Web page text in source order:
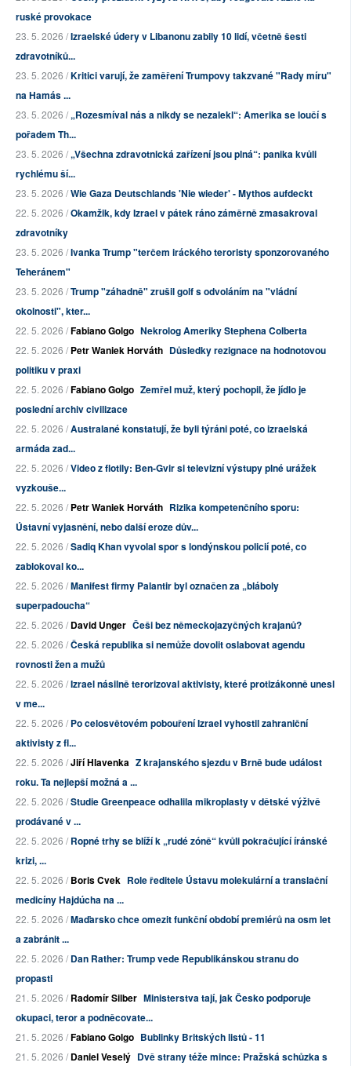
ruské provokace
23. 5. 2026 /Izraelské údery v Libanonu zabily 10 lidí, včetně šesti
zdravotníků...
23. 5. 2026 /Kritici varují, že zaměření Trumpovy takzvané "Rady míru"
na Hamás ...
23. 5. 2026 /„Rozesmíval nás a nikdy se nezalekl“: Amerika se loučí s
pořadem Th...
23. 5. 2026 /„Všechna zdravotnická zařízení jsou plná“: panika kvůli
rychlému ší...
23. 5. 2026 /Wie Gaza Deutschlands 'Nie wieder' - Mythos aufdeckt
22. 5. 2026 /Okamžik, kdy Izrael v pátek ráno záměrně zmasakroval
zdravotníky
23. 5. 2026 /Ivanka Trump "terčem iráckého teroristy sponzorovaného
Teheránem"
23. 5. 2026 /Trump "záhadně" zrušil golf s odvoláním na "vládní
okolnosti", kter...
22. 5. 2026 /Fabiano Golgo Nekrolog Ameriky Stephena Colberta
22. 5. 2026 /Petr Waniek Horváth Důsledky rezignace na hodnotovou
politiku v praxi
22. 5. 2026 /Fabiano Golgo Zemřel muž, který pochopil, že jídlo je
poslední archiv civilizace
22. 5. 2026 /Australané konstatují, že byli týráni poté, co izraelská
armáda zad...
22. 5. 2026 /Video z flotily: Ben-Gvir si televizní výstupy plné urážek
vyzkouše...
22. 5. 2026 /Petr Waniek Horváth Rizika kompetenčního sporu:
Ústavní vyjasnění, nebo další eroze dův...
22. 5. 2026 /Sadiq Khan vyvolal spor s londýnskou policií poté, co
zablokoval ko...
22. 5. 2026 /Manifest firmy Palantir byl označen za „bláboly
superpadoucha“
22. 5. 2026 /David Unger Češi bez německojazyčných krajanů?
22. 5. 2026 /Česká republika si nemůže dovolit oslabovat agendu
rovnosti žen a mužů
22. 5. 2026 /Izrael násilně terorizoval aktivisty, které protizákonně unesl
v me...
22. 5. 2026 /Po celosvětovém pobouření Izrael vyhostil zahraniční
aktivisty z fl...
22. 5. 2026 /Jiří Hlavenka Z krajanského sjezdu v Brně bude událost
roku. Ta nejlepší možná a ...
22. 5. 2026 /Studie Greenpeace odhalila mikroplasty v dětské výživě
prodávané v ...
22. 5. 2026 /Ropné trhy se blíží k „rudé zóně“ kvůli pokračující íránské
krizi, ...
22. 5. 2026 /Boris Cvek Role ředitele Ústavu molekulární a translační
medicíny Hajdúcha na ...
22. 5. 2026 /Maďarsko chce omezit funkční období premiérů na osm let
a zabránit ...
22. 5. 2026 /Dan Rather: Trump vede Republikánskou stranu do
propasti
21. 5. 2026 /Radomír Silber Ministerstva tají, jak Česko podporuje
okupaci, teror a podněcovate...
21. 5. 2026 /Fabiano Golgo Bublinky Britských listů - 11
21. 5. 2026 /Daniel Veselý Dvě strany téže mince: Pražská schůzka s